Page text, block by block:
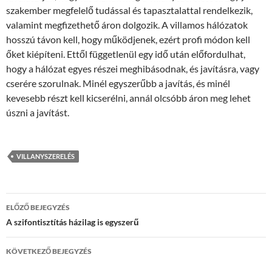
szakember megfelelő tudással és tapasztalattal rendelkezik,
valamint megfizethető áron dolgozik. A villamos hálózatok
hosszú távon kell, hogy működjenek, ezért profi módon kell
őket kiépíteni. Ettől függetlenül egy idő után előfordulhat,
hogy a hálózat egyes részei meghibásodnak, és javításra, vagy
cserére szorulnak. Minél egyszerűbb a javítás, és minél
kevesebb részt kell kicserélni, annál olcsóbb áron meg lehet
úszni a javítást.
VILLANYSZERELÉS
Bejegyzések
navigációja
ELŐZŐ BEJEGYZÉS
A szifontisztítás házilag is egyszerű
KÖVETKEZŐ BEJEGYZÉS